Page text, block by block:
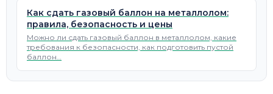
Как сдать газовый баллон на металлолом:
правила, безопасность и цены
Можно ли сдать газовый баллон в металлолом, какие
требования к безопасности, как подготовить пустой
баллон…